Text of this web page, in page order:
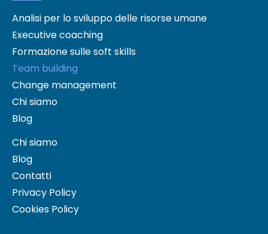
Analisi per lo sviluppo delle risorse umane
Executive coaching
Formazione sulle soft skills
Team building
Change management
Chi siamo
Blog
Chi siamo
Blog
Contatti
Privacy Policy
Cookies Policy